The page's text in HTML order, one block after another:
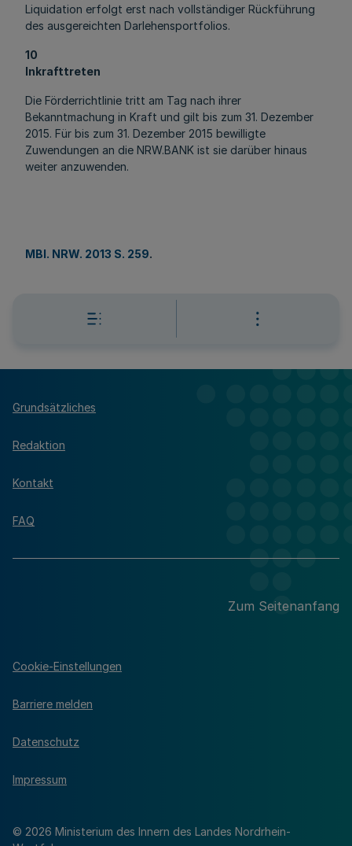
Liquidation erfolgt erst nach vollständiger Rückführung
des ausgereichten Darlehensportfolios.
10
Inkrafttreten
Die Förderrichtlinie tritt am Tag nach ihrer
Bekanntmachung in Kraft und gilt bis zum 31. Dezember
2015. Für bis zum 31. Dezember 2015 bewilligte
Zuwendungen an die NRW.BANK ist sie darüber hinaus
weiter anzuwenden.
MBl. NRW. 2013 S. 259.
Grundsätzliches
Redaktion
Kontakt
FAQ
Zum Seitenanfang
© 2026 Ministerium des Innern des Landes Nordrhein-
Cookie-Einstellungen
Barriere melden
Datenschutz
Impressum